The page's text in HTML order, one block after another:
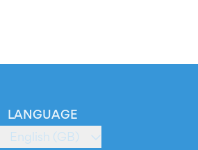
LANGUAGE
English (GB)